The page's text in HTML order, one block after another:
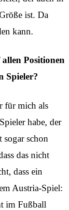
ist. Da
kann.
Positionen
Spieler?
für mich als
habe, der
sogar schon
das nicht
dass ein
Austria-Spiel:
im Fußball